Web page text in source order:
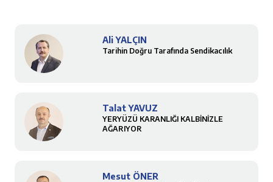
Ali YALÇIN
Tarihin Doğru Tarafında Sendikacılık
Talat YAVUZ
YERYÜZÜ KARANLIĞI KALBİNİZLE
AĞARIYOR
Mesut ÖNER